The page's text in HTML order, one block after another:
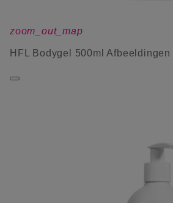
zoom_out_map
HFL Bodygel 500ml Afbeeldingen